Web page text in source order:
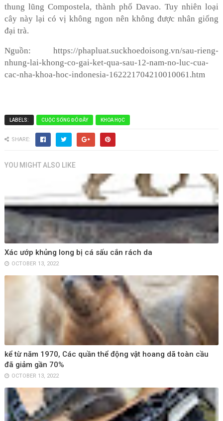
thung lũng Compostela, thành phố Davao. Tuy nhiên loại
cây này lại có vị không ngon nên không được nhân giống
đại trà.
Nguồn: https://phapluat.suckhoedoisong.vn/sau-rieng-
nhung-lai-khong-co-gai-ket-qua-sau-12-nam-no-luc-cua-
cac-nha-khoa-hoc-indonesia-162221704210010061.htm
LABELS: CUỘC SỐNG ĐÓ ĐÂY KHOA HỌC
SHARE:
YOU MIGHT ALSO LIKE
Xác ướp khủng long bị cá sấu cắn rách da
OCTOBER 13, 2022
kể từ năm 1970, Các quần thể động vật hoang dã toàn cầu
đã giảm gần 70%
OCTOBER 13, 2022